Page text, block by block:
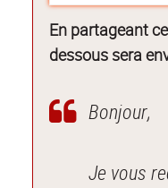
En partageant
dessous sera
Bonjour,
Je vous